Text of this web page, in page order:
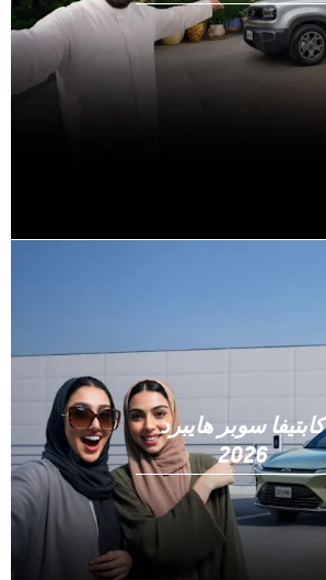
كابتيفا سوبر هايبرد
2026